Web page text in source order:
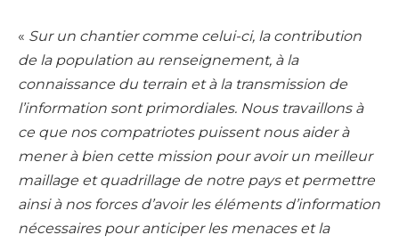
« Sur un chantier comme celui-ci, la contribution
de la population au renseignement, à la
connaissance du terrain et à la transmission de
l’information sont primordiales. Nous travaillons à
ce que nos compatriotes puissent nous aider à
mener à bien cette mission pour avoir un meilleur
maillage et quadrillage de notre pays et permettre
ainsi à nos forces d’avoir les éléments d’information
nécessaires pour anticiper les menaces et la